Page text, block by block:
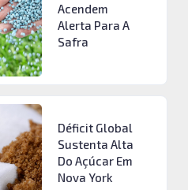
Acendem
Alerta Para A
Safra
Déficit Global
Sustenta Alta
Do Açúcar Em
Nova York